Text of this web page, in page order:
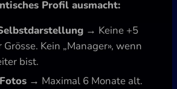
Profil ausmacht:
→ Keine +5
Kein „Manager», wenn
bist.
→ Maximal 6 Monate alt.